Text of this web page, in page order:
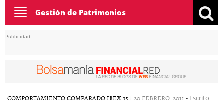
Toggle
navigation
Gestión de Patrimonios
Publicidad
COMPORTAMIENTO COMPARADO IBEX 35 | 20 FEBRERO, 2011 - Escrito